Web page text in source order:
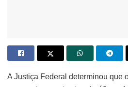
A Justiça Federal determinou que